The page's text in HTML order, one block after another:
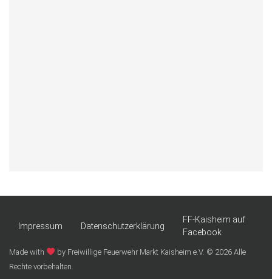
Impressum Datenschutzerklärung
FF-Kaisheim auf
Facebook
Made with
by Freiwillige Feuerwehr Markt Kaisheim e.V. © 2026 Alle
Rechte vorbehalten.